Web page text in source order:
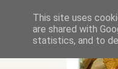
This site uses
are shared with
statistics, and to